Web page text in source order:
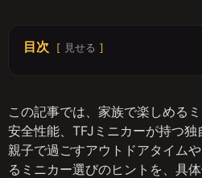
目次 見せる
この記事では、家族で楽しめる
安全性能、TFJミニカーが持つ独
親子で過ごすアウトドアタイム
るミニカー選びのヒントを、具